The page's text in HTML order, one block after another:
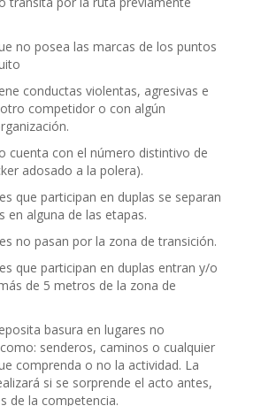
no posea las marcas de los puntos
conductas violentas, agresivas e
competidor o con algún
cuenta con el número distintivo de
adosado a la polera).
que participan en duplas se separan
en alguna de las etapas.
no pasan por la zona de transición.
que participan en duplas entran y/o
de 5 metros de la zona de
basura en lugares no
senderos, caminos o cualquier
comprenda o no la actividad. La
si se sorprende el acto antes,
de la competencia.